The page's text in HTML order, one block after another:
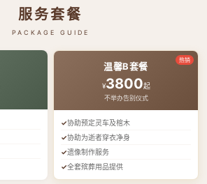
服务套餐
PACKAGE GUIDE
热销
温馨B套餐
¥3800起
不举办告别仪式
协助预定灵车及棺木
协助为逝者穿衣净身
遗像制作服务
全套殡葬用品提供